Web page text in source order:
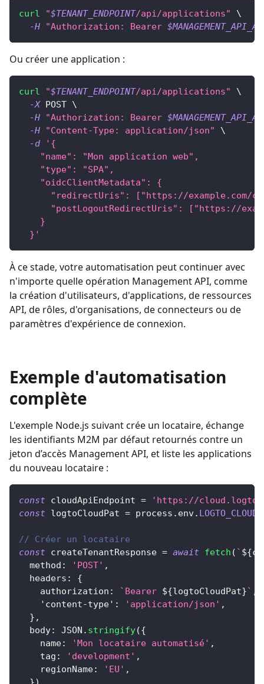
curl "$TENANT_ENDPOINT/api/applications"
\
-H
"Authorization: Bearer
Ou créer une application :
curl "$TENANT_ENDPOINT/api/applications"
\
-X POST \
-H
"Authorization: Bearer
-H
"Content-Type: application/json"
\
-d
'{
    "name": "Mon application web",
    "type": "SPA",
    "oidcClientMetadata": {
"redirectUris": ["https://example.com/
"postLogoutRedirectUris": ["https://
    }
  }'
À ce stade, votre automatisation peut continuer avec
n'importe quelle opération Management API, comme
la création d'utilisateurs, d'applications, de ressources
API, de rôles, d'organisations, de connecteurs ou de
paramètres d'expérience de connexion.
Exemple d'automatisation
complète
L'exemple Node.js suivant crée un locataire, échange
les identifiants M2M par défaut retournés contre un
jeton d’accès Management API, et liste les applications
du nouveau locataire :
const cloudApiEndpoint =
'https://
const logtoCloudPat = process . env.
// Créer un locataire
const createTenantResponse = await fetch ( ` ${
method : 'POST' ,
headers :
{
authorization : ` Bearer ${logtoCloudPat}` ,
'content-type' : 'application/json' ,
} ,
body: JSON . stringify({
name: 'Mon locataire automatisé' ,
tag : 'development' ,
regionName: 'EU' ,